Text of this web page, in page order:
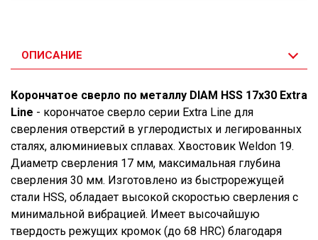
ОПИСАНИЕ
Корончатое сверло по металлу DIAM HSS 17x30 Extra
Line - корончатое сверло серии Extra Line для
сверления отверстий в углеродистых и легированных
сталях, алюминиевых сплавах. Хвостовик Weldon 19.
Диаметр сверления 17 мм, максимальная глубина
сверления 30 мм. Изготовлено из быстрорежущей
стали HSS, обладает высокой скоростью сверления с
минимальной вибрацией. Имеет высочайшую
твердость режущих кромок (до 68 HRC) благодаря